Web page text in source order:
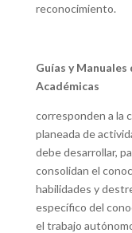
reconocimiento.
Guías y
Académicas
corresponden a la
planeada de
debe desarrollar,
consolidan el
habilidades y
específico del
el trabajo